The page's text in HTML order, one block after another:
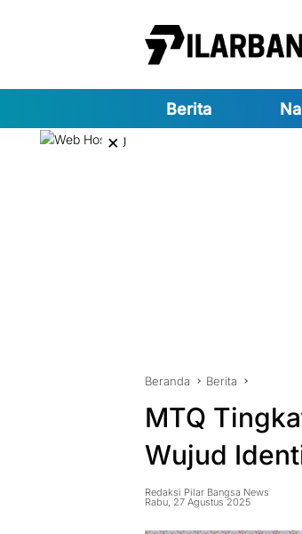
Berita
×
Beranda Berita
MTQ
Wujud
Redaksi Pilar Bangsa News
Rabu, 27 Agustus 2025